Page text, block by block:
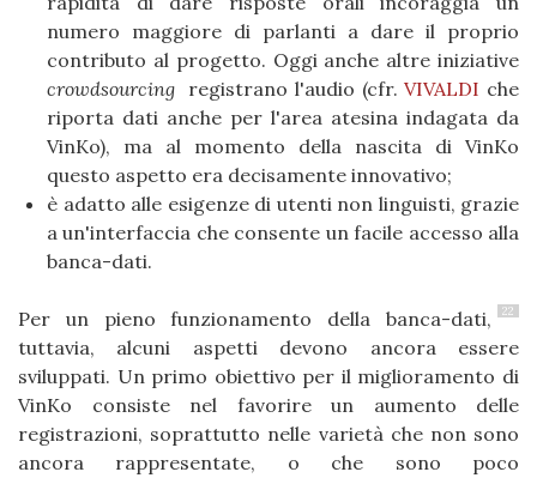
numero maggiore di parlanti a dare il proprio
contributo al progetto. Oggi anche altre iniziative
crowdsourcing registrano l'audio (cfr.VIVALDI che
riporta dati anche per l'area atesina indagata da
VinKo), ma al momento della nascita di VinKo
questo aspetto era decisamente innovativo;
è adatto alle esigenze di utenti non linguisti, grazie
a un'interfaccia che consente un facile accesso alla
banca-dati.
22
Per un pieno funzionamento della banca-dati,
tuttavia, alcuni aspetti devono ancora essere
sviluppati. Un primo obiettivo per il miglioramento di
VinKo consiste nel favorire un aumento delle
registrazioni, soprattutto nelle varietà che non sono
ancora rappresentate, o che sono poco